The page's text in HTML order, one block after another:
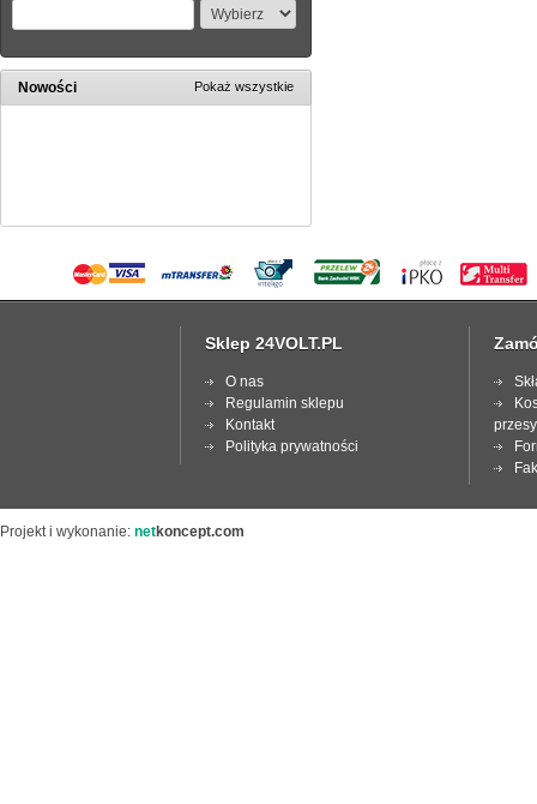
Nowości Pokaż wszystkie
Sklep 24VOLT.PL
O nas
Regulamin sklepu
Kontakt
Polityka prywatności
Projekt i wykonanie: netkoncept.com